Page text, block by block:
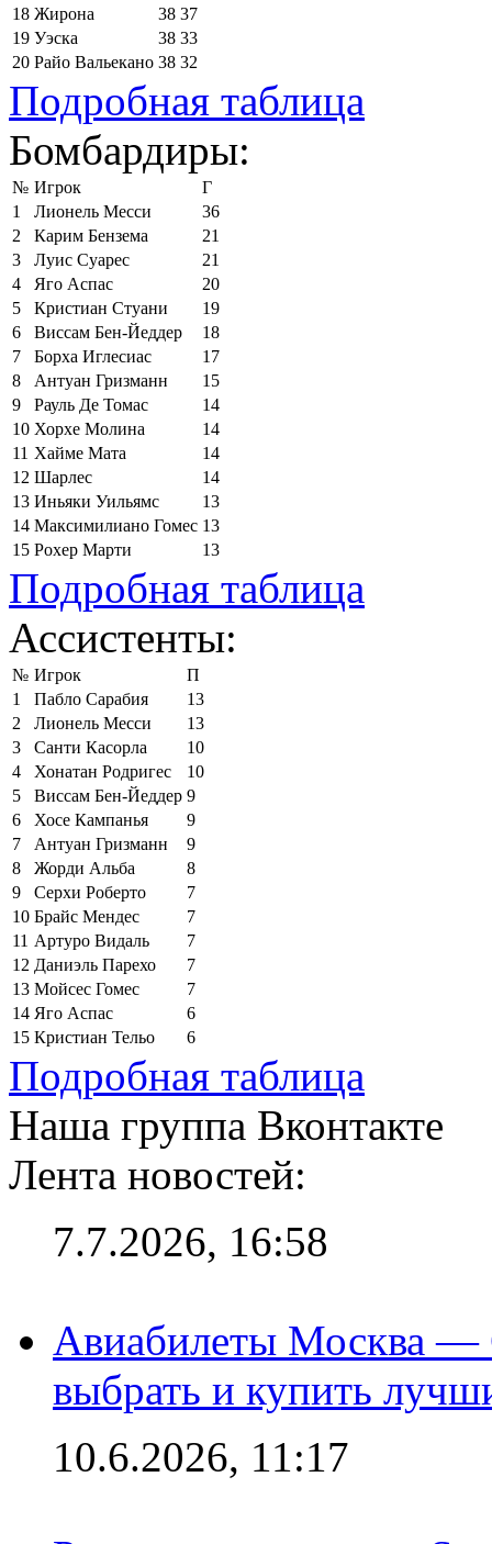
18 Жирона 38 37
19 Уэска 38 33
20 Райо Вальекано 38 32
Подробная таблица
Бомбардиры:
№ Игрок
Г
1
Лионель Месси
36
2
Карим Бензема
21
3
Луис Суарес
21
4
Яго Аспас
20
5
Кристиан Стуани
19
6
Виссам Бен-Йеддер
18
7
Борха Иглесиас
17
8
Антуан Гризманн
15
9
Рауль Де Томас
14
10 Хорхе Молина
14
11 Хайме Мата
14
12 Шарлес
14
13 Иньяки Уильямс
13
14 Максимилиано Гомес 13
15 Рохер Марти 13
Подробная таблица
Ассистенты:
№ Игрок
П
1
Пабло Сарабия
13
2
Лионель Месси
13
3
Санти Касорла
10
4
Хонатан Родригес
10
5
Виссам Бен-Йеддер 9
6
Хосе Кампанья
9
7
Антуан Гризманн
9
8
Жорди Альба
8
9
Серхи Роберто
7
10 Брайс Мендес
7
11 Артуро Видаль
7
12 Даниэль Парехо
7
13 Мойсес Гомес
7
14 Яго Аспас
6
15 Кристиан Тельо 6
Подробная таблица
Наша группа Вконтакте
Лента новостей:
7.7.2026, 16:58
Авиабилеты Москва —
выбрать и купить
10.6.2026, 11:17